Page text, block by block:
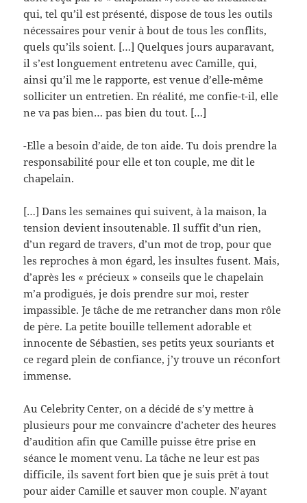
qui, tel qu’il est présenté, dispose de tous les outils
nécessaires pour venir à bout de tous les conflits,
quels qu’ils soient. […] Quelques jours auparavant,
il s’est longuement entretenu avec Camille, qui,
ainsi qu’il me le rapporte, est venue d’elle-même
solliciter un entretien. En réalité, me confie-t-il, elle
ne va pas bien… pas bien du tout. […]
-Elle a besoin d’aide, de ton aide. Tu dois prendre la
responsabilité pour elle et ton couple, me dit le
chapelain.
[…] Dans les semaines qui suivent, à la maison, la
tension devient insoutenable. Il suffit d’un rien,
d’un regard de travers, d’un mot de trop, pour que
les reproches à mon égard, les insultes fusent. Mais,
d’après les « précieux » conseils que le chapelain
m’a prodigués, je dois prendre sur moi, rester
impassible. Je tâche de me retrancher dans mon rôle
de père. La petite bouille tellement adorable et
innocente de Sébastien, ses petits yeux souriants et
ce regard plein de confiance, j’y trouve un réconfort
immense.
Au Celebrity Center, on a décidé de s’y mettre à
plusieurs pour me convaincre d’acheter des heures
d’audition afin que Camille puisse être prise en
séance le moment venu. La tâche ne leur est pas
difficile, ils savent fort bien que je suis prêt à tout
pour aider Camille et sauver mon couple. N’ayant